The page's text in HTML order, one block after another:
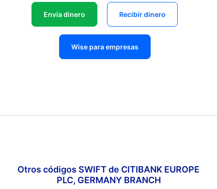
Envía dinero Recibir dinero
Wise para empresas
Otros códigos SWIFT de CITIBANK EUROPE
PLC, GERMANY BRANCH